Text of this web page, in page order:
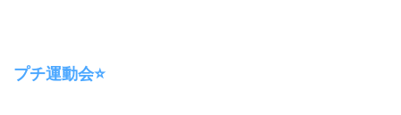
プチ運動会⭐️